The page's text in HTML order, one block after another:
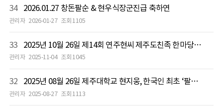
34 2026.01.27 창돈팔순 & 현우식장군진급 축하연
관리자 2026-01-27 조회 1105
33 2025년 10월 26일 제14회 연주현씨 제주도친족 한마당 축제
관리자 2025-11-04 조회 1045
32 2025년 08월 26일 제주대학교 현지웅, 한국인 최초 ‘팔코네 페스티벌’ 입상 쾌거
관리자 2025-08-27 조회 1113